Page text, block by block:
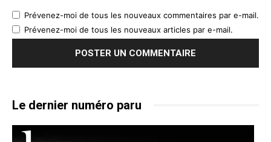
Prévenez-moi de tous les nouveaux commentaires par e-mail.
Prévenez-moi de tous les nouveaux articles par e-mail.
Le dernier numéro paru